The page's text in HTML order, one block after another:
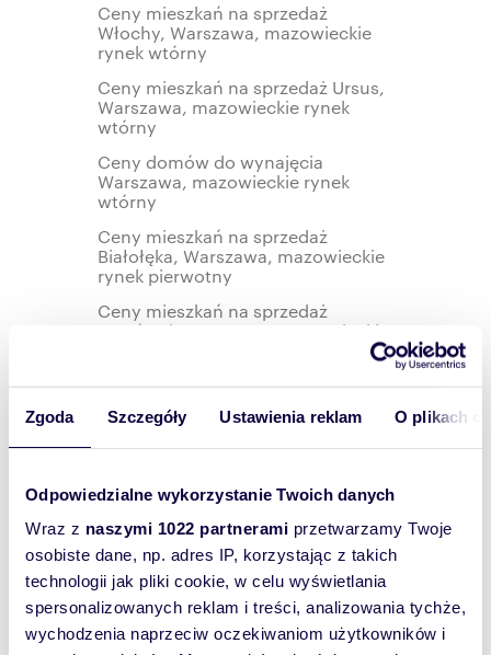
Zgoda Szczegóły Ustawienia reklam O plikach
Odpowiedzialne wykorzystanie Twoich danych
Wraz z naszymi 1022 partnerami przetwarzamy Twoje
osobiste dane, np. adres IP, korzystając z takich
technologii jak pliki cookie, w celu wyświetlania
spersonalizowanych reklam i treści, analizowania tychże,
wychodzenia naprzeciw oczekiwaniom użytkowników i
Ceny mieszkań na sprzedaż
Włochy, Warszawa, mazowieckie
rynek wtórny
Ceny mieszkań na sprzedaż Ursus,
Warszawa, mazowieckie rynek
wtórny
Ceny domów do wynajęcia
Warszawa, mazowieckie rynek
wtórny
Ceny mieszkań na sprzedaż
Białołęka, Warszawa, mazowieckie
rynek pierwotny
Ceny mieszkań na sprzedaż
Targówek, Warszawa, mazowieckie
Ceny mieszkań do wynajęcia
Ursynów, Warszawa, mazowieckie
rynek wtórny
rynek wtórny
Ceny mieszkań na sprzedaż
Wilanów, Warszawa, mazowieckie
rynek pierwotny
Ceny mieszkań na sprzedaż Wawer,
Warszawa, mazowieckie rynek
pierwotny